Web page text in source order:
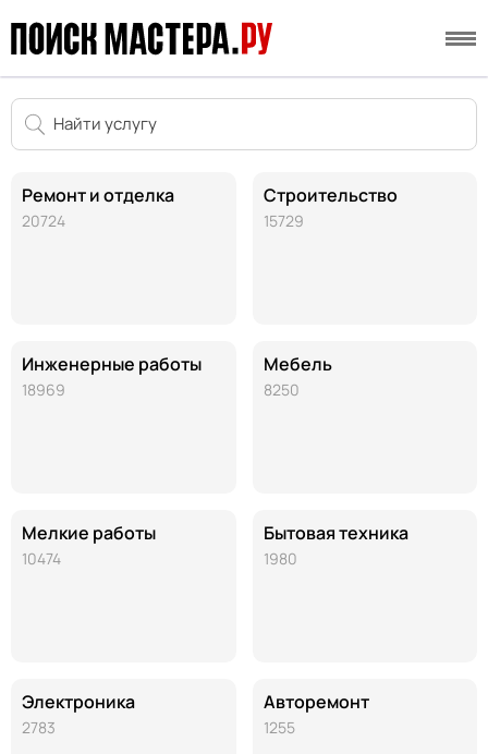
Ремонт и отделка
20724
Инженерные работы
18969
Мелкие работы
10474
Электроника
2783
Строительство
15729
Мебель
8250
Бытовая техника
1980
Авторемонт
1255